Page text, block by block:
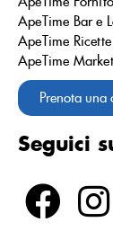
ApeTime Bar e
ApeTime Ricette
ApeTime
Prenota una
Seguici